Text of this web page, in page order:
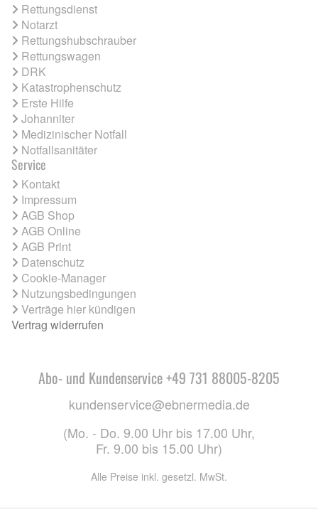
Rettungsdienst
Notarzt
Rettungshubschrauber
Rettungswagen
DRK
Katastrophenschutz
Erste Hilfe
Johanniter
Medizinischer Notfall
Notfallsanitäter
Service
Kontakt
Impressum
AGB Shop
AGB Online
AGB Print
Datenschutz
Cookie-Manager
Nutzungsbedingungen
Verträge hier kündigen
Vertrag widerrufen
Abo- und Kundenservice +49 731 88005-8205
kundenservice@ebnermedia.de
(Mo. - Do. 9.00 Uhr bis 17.00 Uhr,
Fr. 9.00 bis 15.00 Uhr)
Alle Preise inkl. gesetzl. MwSt.